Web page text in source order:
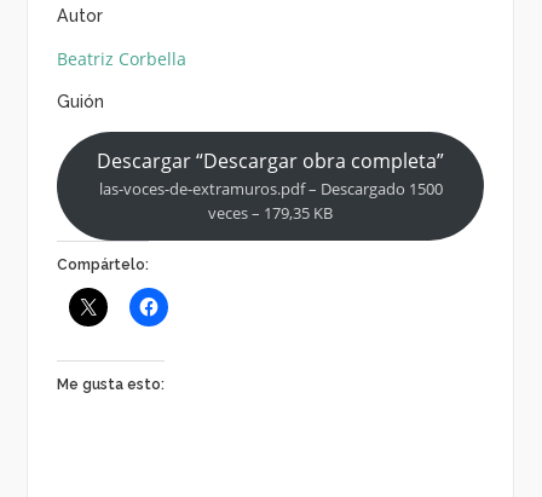
Autor
Beatriz Corbella
Guión
Descargar “Descargar obra completa”
las-voces-de-extramuros.pdf – Descargado 1500
veces – 179,35 KB
Compártelo:
Me gusta esto: